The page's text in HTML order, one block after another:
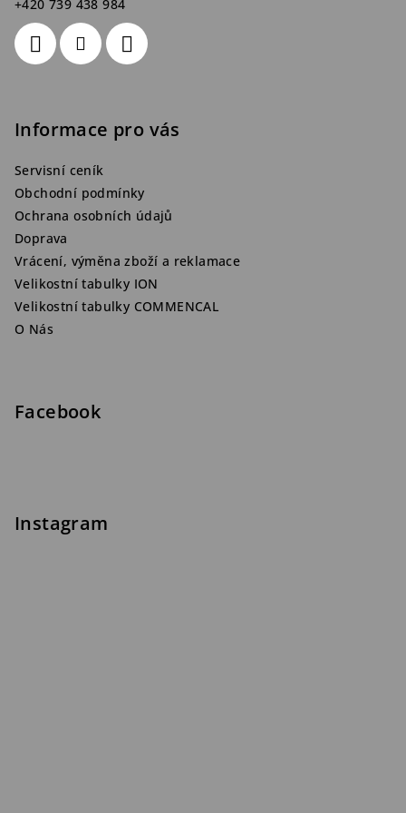
+420 739 438 984
Informace pro vás
Servisní ceník
Obchodní podmínky
Ochrana osobních údajů
Doprava
Vrácení, výměna zboží a reklamace
Velikostní tabulky ION
Velikostní tabulky COMMENCAL
O Nás
Facebook
Instagram